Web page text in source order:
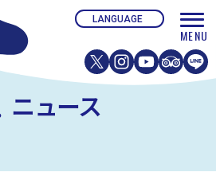
ニュース